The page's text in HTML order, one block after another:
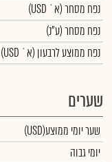
נפח מסחר(א` USD)
נפח מסחר(ע"נ)
נפח ממוצע לרבעון (א` USD)
שערים
שער יומי ממוצע(USD)
יומי גבוה